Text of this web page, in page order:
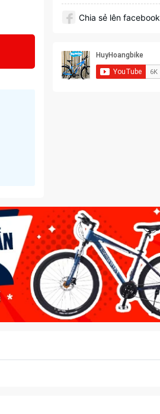
Chia sẻ lên facebook